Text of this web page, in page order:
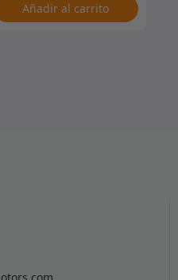
Añadir al carrito